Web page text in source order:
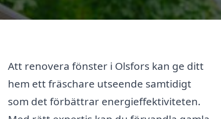
Att renovera fönster i Olsfors kan ge ditt
hem ett fräschare utseende samtidigt
som det förbättrar energieffektiviteten.